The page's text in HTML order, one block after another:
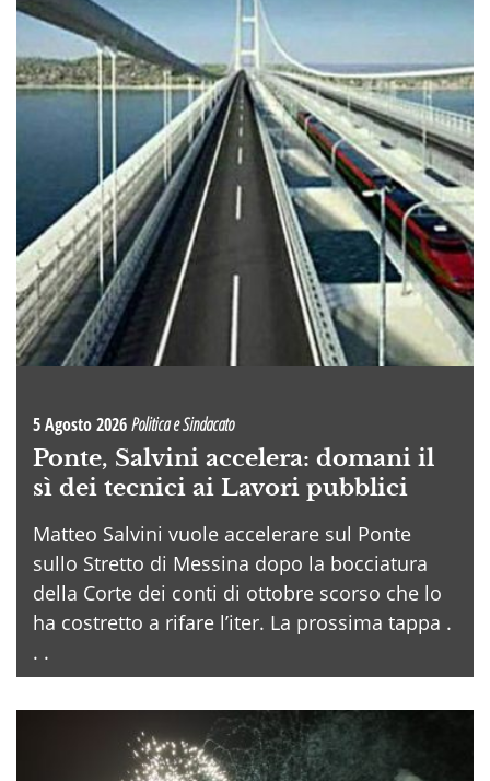
5 Agosto 2026Politica e Sindacato
Ponte, Salvini accelera: domani il
sì dei tecnici ai Lavori pubblici
Matteo Salvini vuole accelerare sul Ponte
sullo Stretto di Messina dopo la bocciatura
della Corte dei conti di ottobre scorso che lo
ha costretto a rifare l’iter. La prossima tappa .
. .